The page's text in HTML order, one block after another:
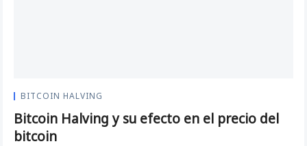
BITCOIN HALVING
Bitcoin Halving y su efecto en el precio del
bitcoin